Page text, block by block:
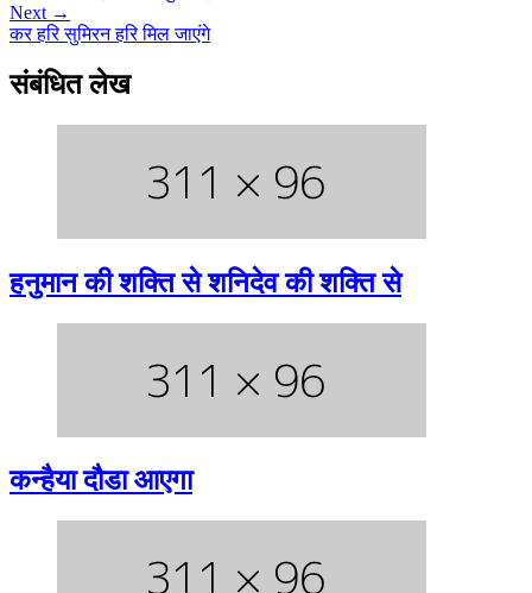
Next →
कर हरि सुमिरन हरि मिल जाएंगे
संबंधित लेख
हनुमान की शक्ति से शनिदेव की शक्ति से
कन्हैया दौडा आएगा